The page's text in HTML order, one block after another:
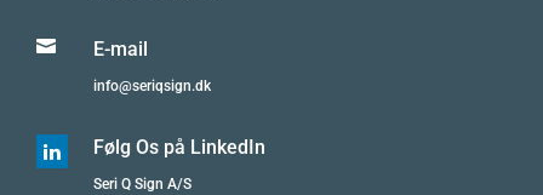
 E-mail
info@seriqsign.dk
 Følg Os på LinkedIn
Seri Q Sign A/S